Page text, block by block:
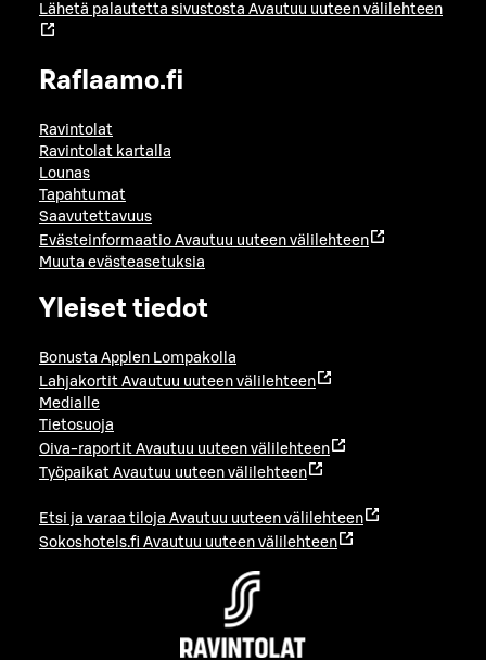
Lähetä palautetta sivustosta Avautuu uuteen välilehteen
Raflaamo.fi
Ravintolat
Ravintolat kartalla
Lounas
Tapahtumat
Saavutettavuus
Evästeinformaatio Avautuu uuteen välilehteen
Muuta evästeasetuksia
Yleiset tiedot
Bonusta Applen Lompakolla
Lahjakortit Avautuu uuteen välilehteen
Medialle
Tietosuoja
Oiva-raportit Avautuu uuteen välilehteen
Työpaikat Avautuu uuteen välilehteen
Etsi ja varaa tiloja Avautuu uuteen välilehteen
Sokoshotels.fi Avautuu uuteen välilehteen